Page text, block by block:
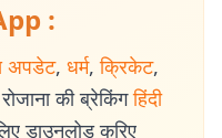
:
अपडेट, धर्म, क्रिकेट,
की ब्रेकिंग हिंदी
डाउनलोड करिए